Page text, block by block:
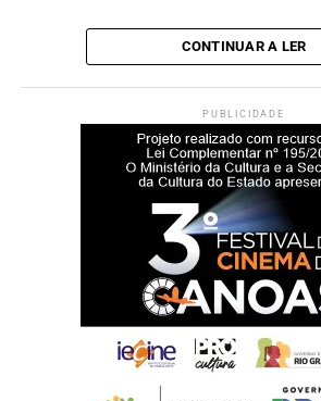
Quando: 02 de julho, a partir das 14h
Onde: Teatro do Sesc Canoas (Av.
– Centro)
Informações: Instagram
“O dia do
todos os dias. Mas
modo especial, esta
um momento de
reconhecimento e
a cada homem e
que, com esforço,
dignidade e
constroem
desenvolvimento da
CONTINUAR A LER
PUBLICIDADE